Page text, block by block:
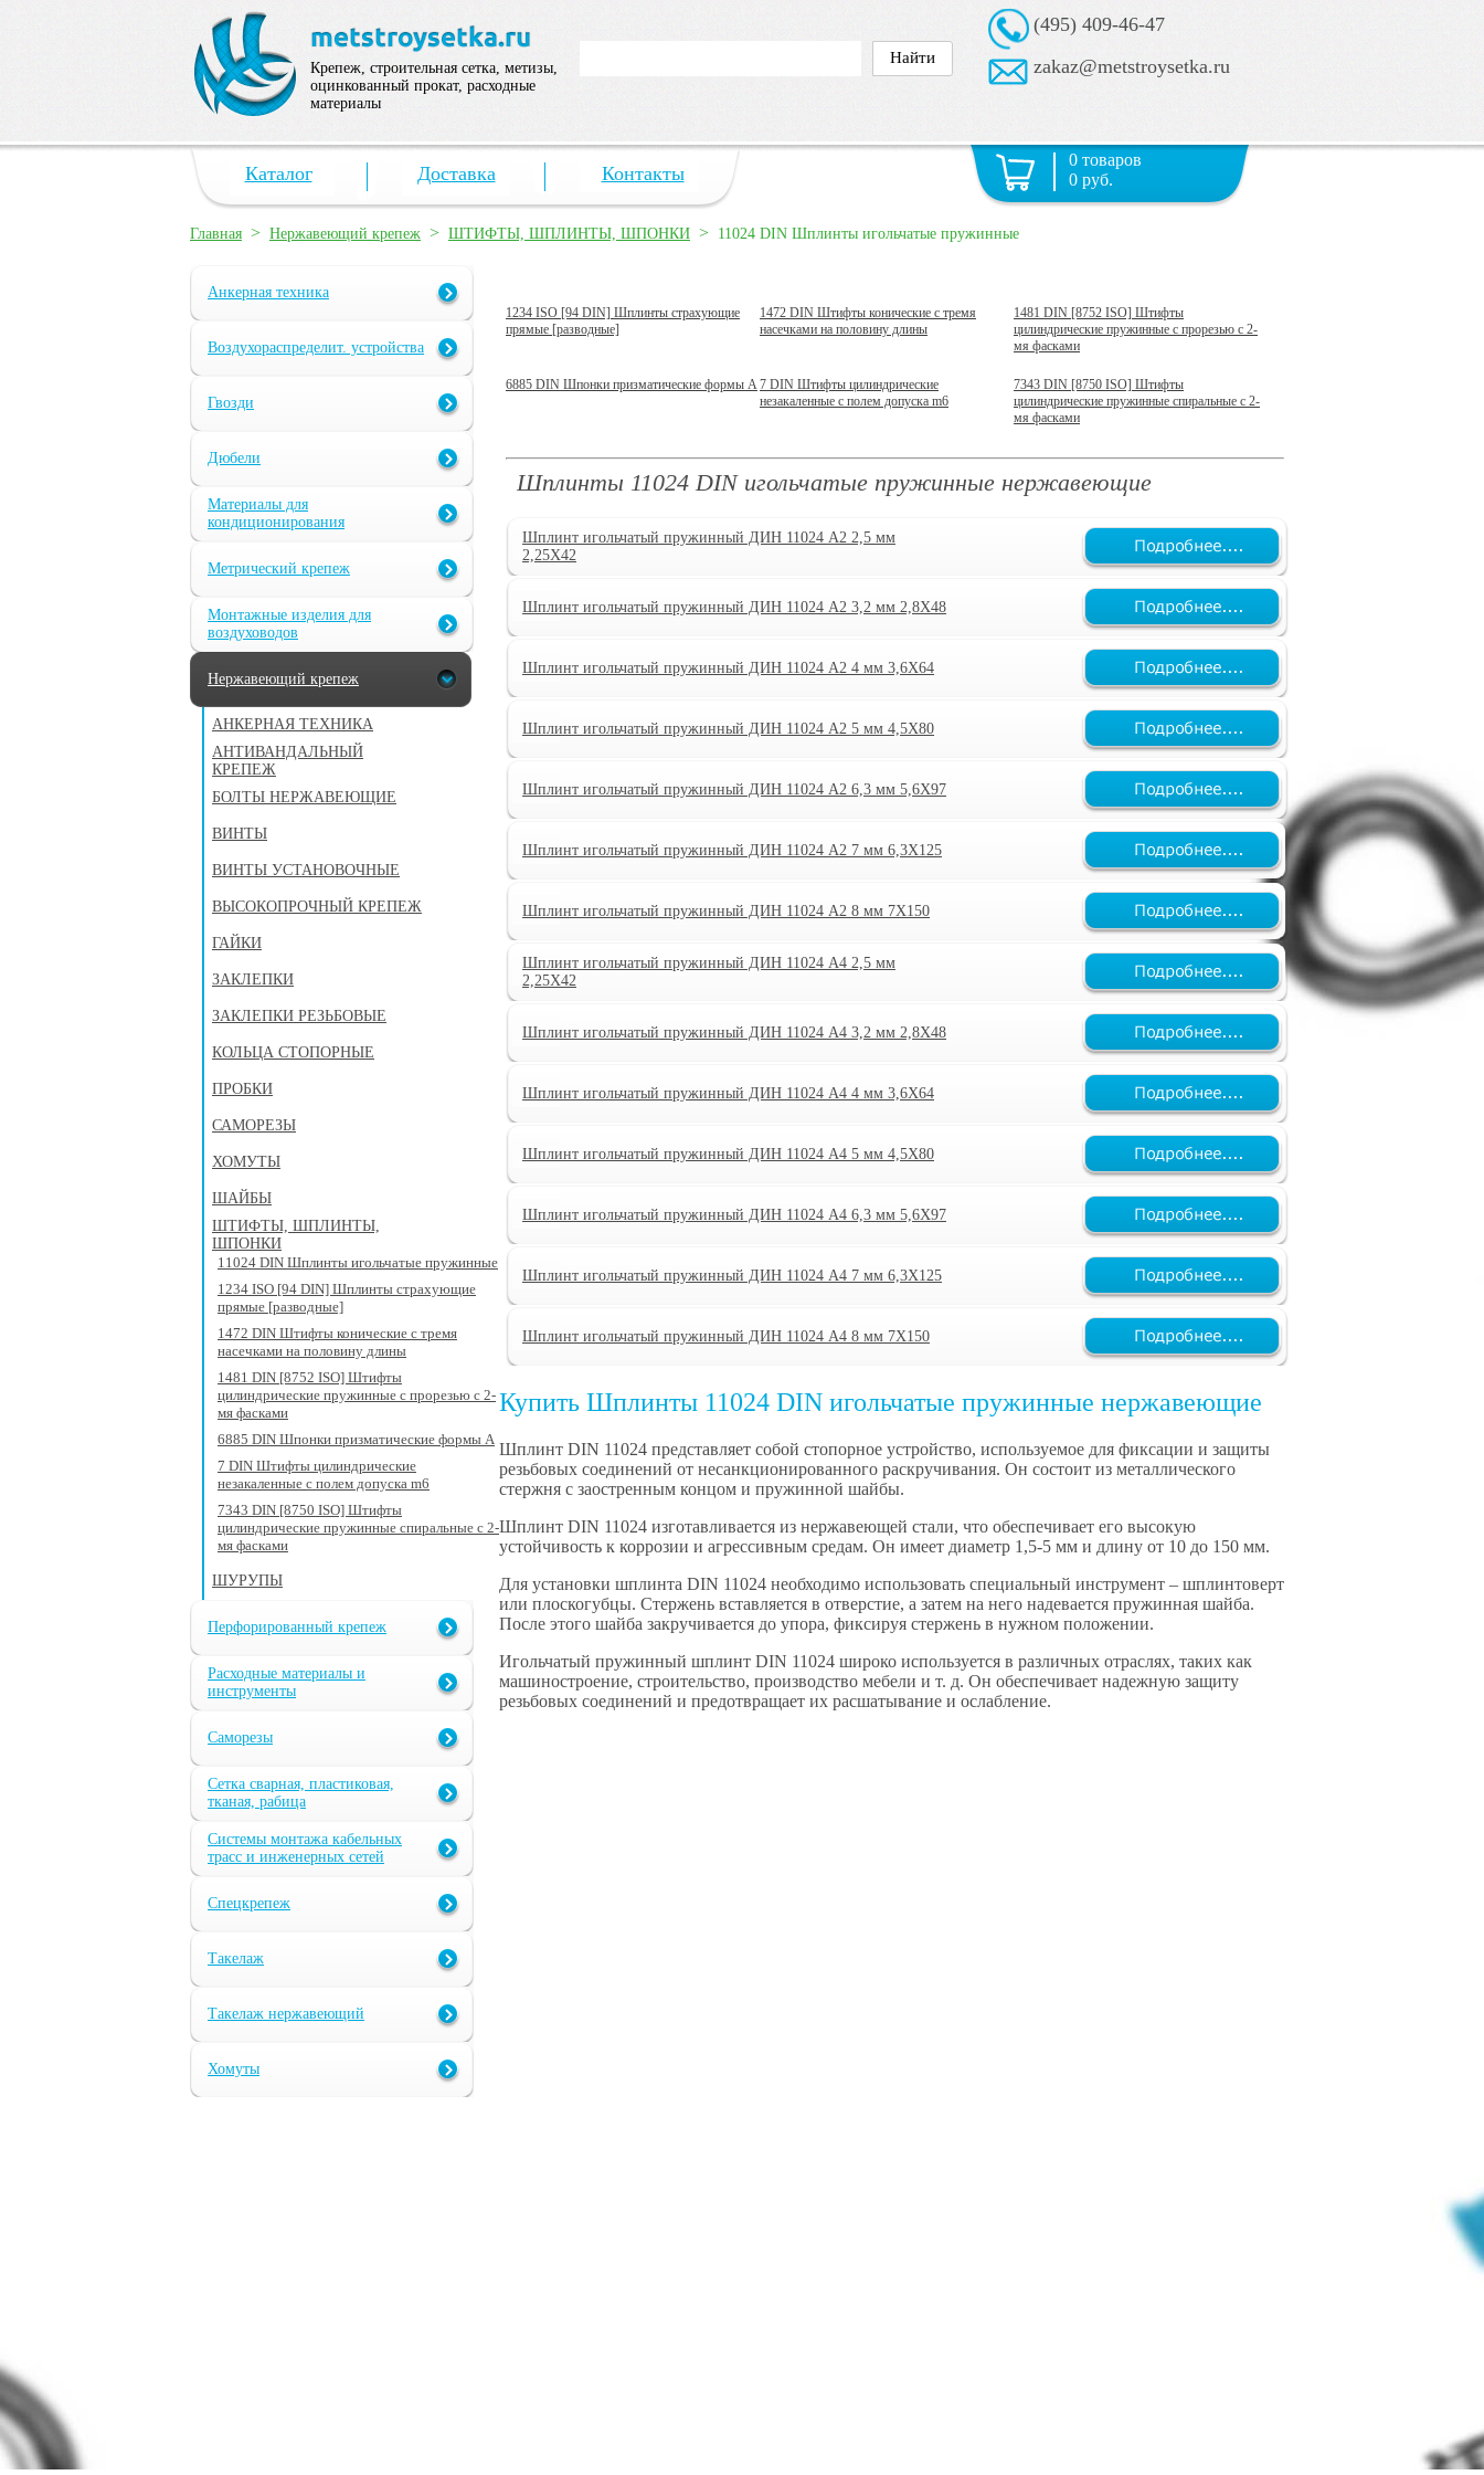
Крепеж, строительная сетка, метизы,
оцинкованный прокат, расходные
материалы
(495) 409-46-47
zakaz@metstroysetka.ru
Каталог Доставка Контакты
0 товаров
0 руб.
Главная > Нержавеющий крепеж > ШТИФТЫ, ШПЛИНТЫ, ШПОНКИ > 11024 DIN Шплинты игольчатые пружинные
Анкерная техника
Воздухораспределит. устройства
Гвозди
Дюбели
Материалы для
кондиционирования
Метрический крепеж
Монтажные изделия для
воздуховодов
Нержавеющий крепеж
АНКЕРНАЯ ТЕХНИКА
АНТИВАНДАЛЬНЫЙ
КРЕПЕЖ
БОЛТЫ НЕРЖАВЕЮЩИЕ
ВИНТЫ
ВИНТЫ УСТАНОВОЧНЫЕ
ВЫСОКОПРОЧНЫЙ КРЕПЕЖ
ГАЙКИ
ЗАКЛЕПКИ
ЗАКЛЕПКИ РЕЗЬБОВЫЕ
КОЛЬЦА СТОПОРНЫЕ
ПРОБКИ
САМОРЕЗЫ
ХОМУТЫ
ШАЙБЫ
ШТИФТЫ, ШПЛИНТЫ,
ШПОНКИ
11024 DIN Шплинты игольчатые пружинные
1234 ISO [94 DIN] Шплинты страхующие
прямые [разводные]
1472 DIN Штифты конические с тремя
насечками на половину длины
1481 DIN [8752 ISO] Штифты
цилиндрические пружинные с прорезью с 2-
мя фасками
6885 DIN Шпонки призматические формы A
7 DIN Штифты цилиндрические
незакаленные с полем допуска m6
7343 DIN [8750 ISO] Штифты
цилиндрические пружинные спиральные с 2-
мя фасками
ШУРУПЫ
Перфорированный крепеж
Расходные материалы и
инструменты
Саморезы
Сетка сварная, пластиковая,
тканая, рабица
Системы монтажа кабельных
трасс и инженерных сетей
Спецкрепеж
Такелаж
Такелаж нержавеющий
Хомуты
1234 ISO [94 DIN] Шплинты страхующие
прямые [разводные]
1472 DIN Штифты конические с тремя
насечками на половину длины
1481 DIN [8752 ISO] Штифты
цилиндрические пружинные с прорезью с 2-
мя фасками
6885 DIN Шпонки призматические формы A7 DIN Штифты цилиндрические
незакаленные с полем допуска m6
7343 DIN [8750 ISO] Штифты
цилиндрические пружинные спиральные с 2-
мя фасками
Шплинты 11024 DIN игольчатые пружинные нержавеющие
Шплинт игольчатый пружинный ДИН 11024 А2 2,5 мм
2,25X42
Шплинт игольчатый пружинный ДИН 11024 А2 3,2 мм 2,8X48
Шплинт игольчатый пружинный ДИН 11024 А2 4 мм 3,6X64
Шплинт игольчатый пружинный ДИН 11024 А2 5 мм 4,5X80
Шплинт игольчатый пружинный ДИН 11024 А2 6,3 мм 5,6X97
Шплинт игольчатый пружинный ДИН 11024 А2 7 мм 6,3X125
Шплинт игольчатый пружинный ДИН 11024 А2 8 мм 7X150
Шплинт игольчатый пружинный ДИН 11024 А4 2,5 мм
2,25X42
Шплинт игольчатый пружинный ДИН 11024 А4 3,2 мм 2,8X48
Шплинт игольчатый пружинный ДИН 11024 А4 4 мм 3,6X64
Шплинт игольчатый пружинный ДИН 11024 А4 5 мм 4,5X80
Шплинт игольчатый пружинный ДИН 11024 А4 6,3 мм 5,6X97
Шплинт игольчатый пружинный ДИН 11024 А4 7 мм 6,3X125
Шплинт игольчатый пружинный ДИН 11024 А4 8 мм 7X150
Купить Шплинты 11024 DIN игольчатые пружинные нержавеющие
Шплинт DIN 11024 представляет собой стопорное устройство, используемое для фиксации и защиты
резьбовых соединений от несанкционированного раскручивания. Он состоит из металлического
стержня с заостренным концом и пружинной шайбы.
Шплинт DIN 11024 изготавливается из нержавеющей стали, что обеспечивает его высокую
устойчивость к коррозии и агрессивным средам. Он имеет диаметр 1,5-5 мм и длину от 10 до 150 мм.
Для установки шплинта DIN 11024 необходимо использовать специальный инструмент – шплинтоверт
или плоскогубцы. Стержень вставляется в отверстие, а затем на него надевается пружинная шайба.
После этого шайба закручивается до упора, фиксируя стержень в нужном положении.
Игольчатый пружинный шплинт DIN 11024 широко используется в различных отраслях, таких как
машиностроение, строительство, производство мебели и т. д. Он обеспечивает надежную защиту
резьбовых соединений и предотвращает их расшатывание и ослабление.